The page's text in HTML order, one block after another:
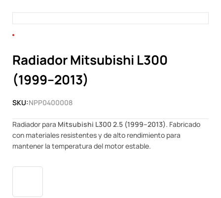
Radiador Mitsubishi L300
(1999–2013)
SKU:NPP0400008
Radiador para Mitsubishi L300 2.5 (1999–2013). Fabricado
con materiales resistentes y de alto rendimiento para
mantener la temperatura del motor estable.